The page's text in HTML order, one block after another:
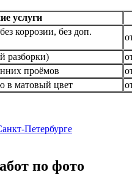
услуги
коррозии, без доп.
разборки)
проёмов
в матовый цвет
Петербурге
по фото